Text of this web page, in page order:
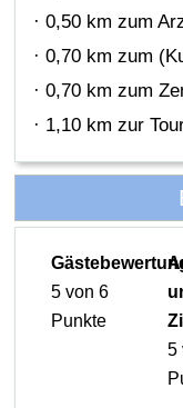
· 0,50 km zum
· 0,70 km zum
· 0,70 km zum
· 1,10 km zur
5 von 6
Punkte
5